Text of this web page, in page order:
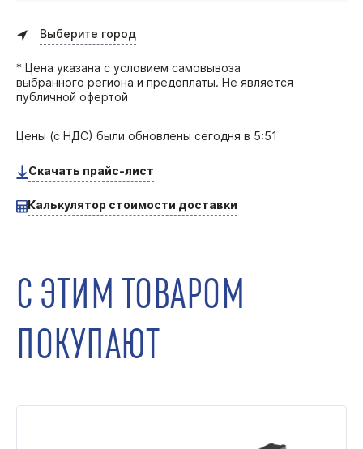
Выберите город
* Цена указана с условием самовывоза
выбранного региона и предоплаты. Не является
публичной офертой
Цены (с НДС) были обновлены сегодня в 5:51
Скачать прайс-лист
Калькулятор стоимости доставки
С ЭТИМ ТОВАРОМ
ПОКУПАЮТ